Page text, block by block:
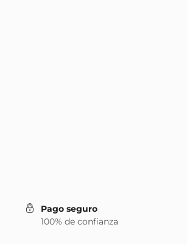
Pago seguro
100% de confianza